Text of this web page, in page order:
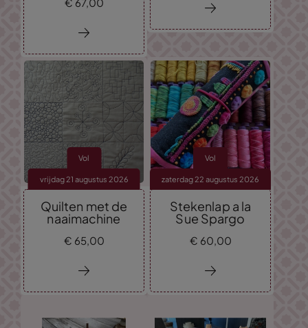
€ 67,00
Vol
vrijdag 21 augustus 2026
Quilten met de
naaimachine
€ 65,00
Vol
zaterdag 22 augustus 2026
Stekenlap a la
Sue Spargo
€ 60,00